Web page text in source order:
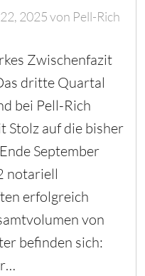
2025von Pell-Rich
Zwischenfazit
dritte Quartal
bei Pell-Rich
Stolz auf die bisher
September
notariell
erfolgreich
von
befinden sich: